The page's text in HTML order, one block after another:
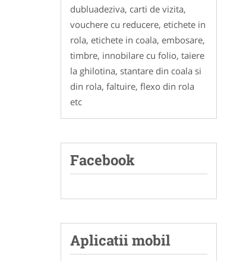
dubluadeziva, carti de vizita,
vouchere cu reducere, etichete in
rola, etichete in coala, embosare,
timbre, innobilare cu folio, taiere
la ghilotina, stantare din coala si
din rola, faltuire, flexo din rola
etc
Facebook
Aplicatii mobil